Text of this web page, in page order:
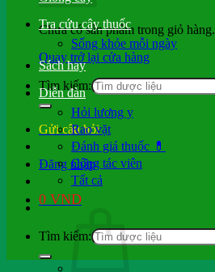
Chưa có sản phẩm trong giỏ hàng.
Quay trở lại cửa hàng
Tìm kiếm:
Gửi câu hỏi
Đăng nhập
0 VND
Tra cứu cây thuốc
Sống khỏe mỗi ngày
Sách hay
Diễn đàn
Hỏi lương y
Rao vặt
Đánh giá thuốc 💊
Cộng tác viên
Tất cả
Tìm kiếm: